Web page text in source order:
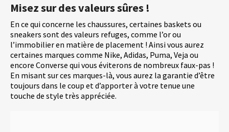
Misez sur des valeurs sûres !
En ce qui concerne les chaussures, certaines baskets ou
sneakers sont des valeurs refuges, comme l’or ou
l’immobilier en matière de placement ! Ainsi vous aurez
certaines marques comme Nike, Adidas, Puma, Veja ou
encore Converse qui vous éviterons de nombreux faux-pas !
En misant sur ces marques-là, vous aurez la garantie d’être
toujours dans le coup et d’apporter à votre tenue une
touche de style très appréciée.